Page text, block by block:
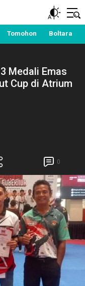
Politik,
Nasional
Tomohon Boltara
Medali Emas
Cup di Atrium
0